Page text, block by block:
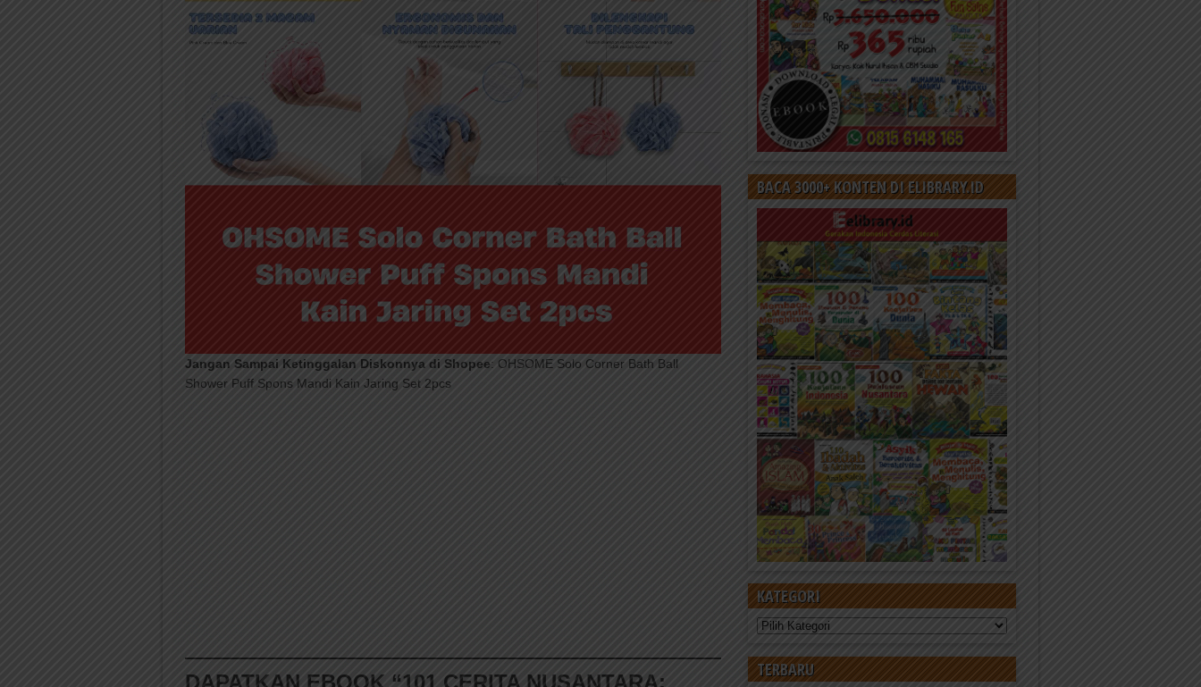
Jangan Sampai Ketinggalan Diskonnya di Shopee: OHSOME Solo Corner Bath Ball
Shower Puff Spons Mandi Kain Jaring Set 2pcs
DAPATKAN EBOOK “101 CERITA NUSANTARA:
BACA 3000+ KONTEN DI ELIBRARY.ID
KATEGORI
Kategori
TERBARU